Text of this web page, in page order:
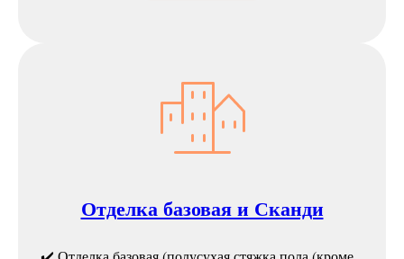
Отделка базовая и Сканди